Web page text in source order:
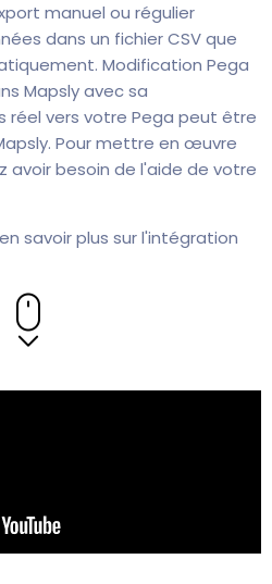
manuel ou régulier
dans un fichier CSV que
Modification Pega
Mapsly avec sa
réel vers votre Pega peut être
Pour mettre en œuvre
avoir besoin de l'aide de votre
savoir plus sur l'intégration